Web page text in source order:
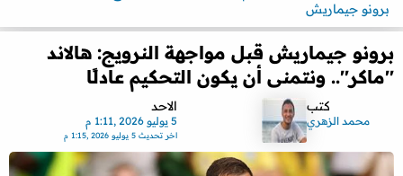
برونو جيماريش
برونو جيماريش قبل مواجهة النرويج: هالاند
''ماكر''.. ونتمنى أن يكون التحكيم عادلًا
كتب
محمد الزهري
الاحد
5 يوليو 2026 ,1:11 م
اخر تحديث5 يوليو 2026 ,1:15 م